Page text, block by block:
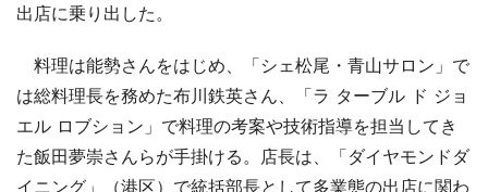
出店に乗り出した。
料理は能勢さんをはじめ、「シェ松尾・青山サロン」で
は総料理長を務めた布川鉄英さん、「ラ ターブル ド ジョ
エル ロブション」で料理の考案や技術指導を担当してき
た飯田夢崇さんらが手掛ける。店長は、「ダイヤモンドダ
イニング」（港区）で統括部長として多業態の出店に関わ